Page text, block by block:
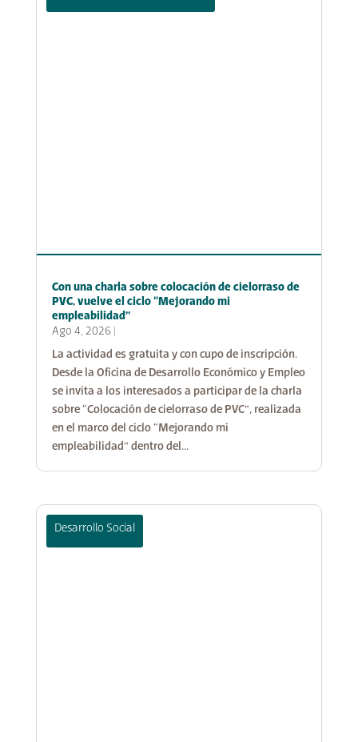
Con una charla sobre colocación de cielorraso de
PVC, vuelve el ciclo “Mejorando mi
empleabilidad”
Ago 4, 2026
La actividad es gratuita y con cupo de inscripción.
Desde la Oficina de Desarrollo Económico y Empleo
se invita a los interesados a participar de la charla
sobre “Colocación de cielorraso de PVC”, realizada
en el marco del ciclo “Mejorando mi
empleabilidad” dentro del...
Desarrollo Social